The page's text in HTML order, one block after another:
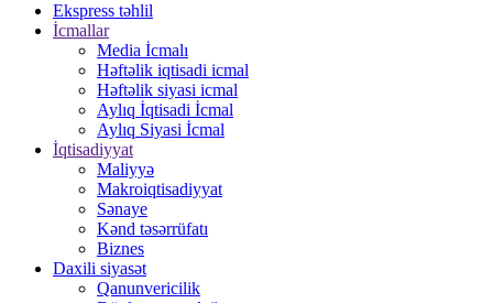
Ekspress təhlil
İcmallar
Media İcmalı
Həftəlik iqtisadi icmal
Həftəlik siyasi icmal
Aylıq İqtisadi İcmal
Aylıq Siyasi İcmal
İqtisadiyyat
Maliyyə
Makroiqtisadiyyat
Sənaye
Kənd təsərrüfatı
Biznes
Daxili siyasət
Qanunvericilik